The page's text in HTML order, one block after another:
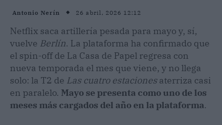
Antonio Nerín 26 abril, 2026 12:12
Netflix saca artillería pesada para mayo y, sí,
vuelve Berlín. La plataforma ha confirmado que
el spin-off de La Casa de Papel regresa con
nueva temporada el mes que viene, y no llega
solo: la T2 de Las cuatro estacionesaterriza casi
en paralelo. Mayo se presenta como uno de los
meses más cargados del año en la plataforma.